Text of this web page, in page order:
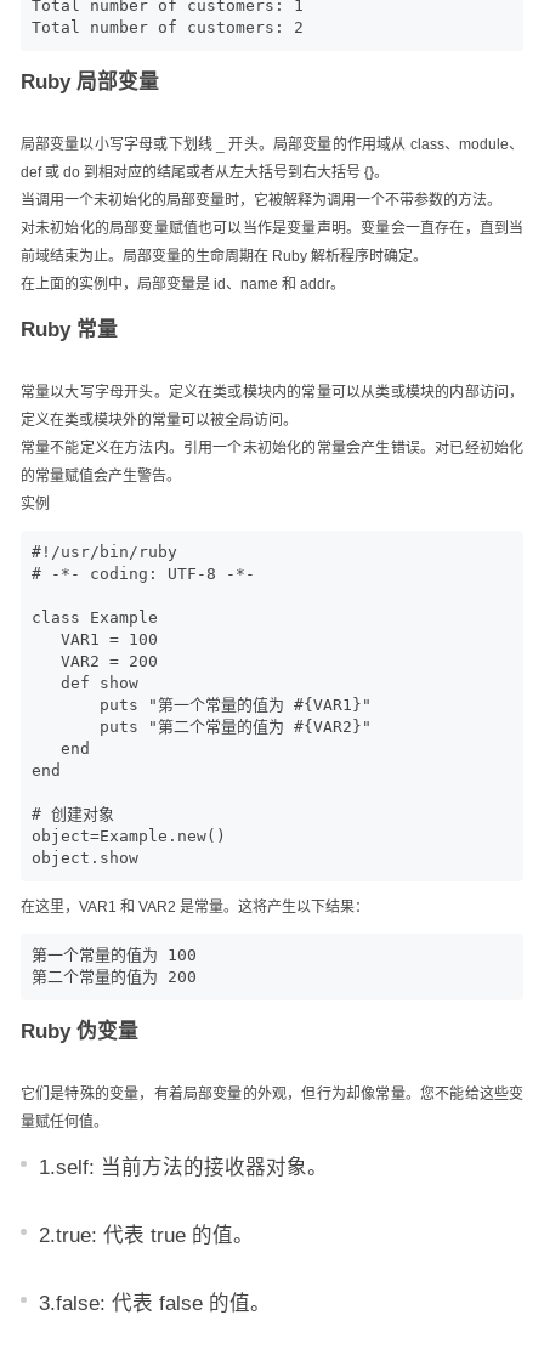
Total number of customers: 1
Total number of customers: 2
Ruby 局部变量
局部变量以小写字母或下划线 _ 开头。局部变量的作用域从 class、module、
def 或 do 到相对应的结尾或者从左大括号到右大括号 {}。
当调用一个未初始化的局部变量时，它被解释为调用一个不带参数的方法。
对未初始化的局部变量赋值也可以当作是变量声明。变量会一直存在，直到当
前域结束为止。局部变量的生命周期在 Ruby 解析程序时确定。
在上面的实例中，局部变量是 id、name 和 addr。
Ruby 常量
常量以大写字母开头。定义在类或模块内的常量可以从类或模块的内部访问，
定义在类或模块外的常量可以被全局访问。
常量不能定义在方法内。引用一个未初始化的常量会产生错误。对已经初始化
的常量赋值会产生警告。
实例
#!/usr/bin/ruby
# -*- coding: UTF-8 -*-
class Example
   VAR1 = 100
   VAR2 = 200
   def show
       puts "第一个常量的值为 #{VAR1}"
       puts "第二个常量的值为 #{VAR2}"
   end
end
# 创建对象
object=Example.new()
object.show
在这里，VAR1 和 VAR2 是常量。这将产生以下结果：
第一个常量的值为 100
第二个常量的值为 200
Ruby 伪变量
它们是特殊的变量，有着局部变量的外观，但行为却像常量。您不能给这些变
量赋任何值。
1.self: 当前方法的接收器对象。
2.true: 代表 true 的值。
3.false: 代表 false 的值。